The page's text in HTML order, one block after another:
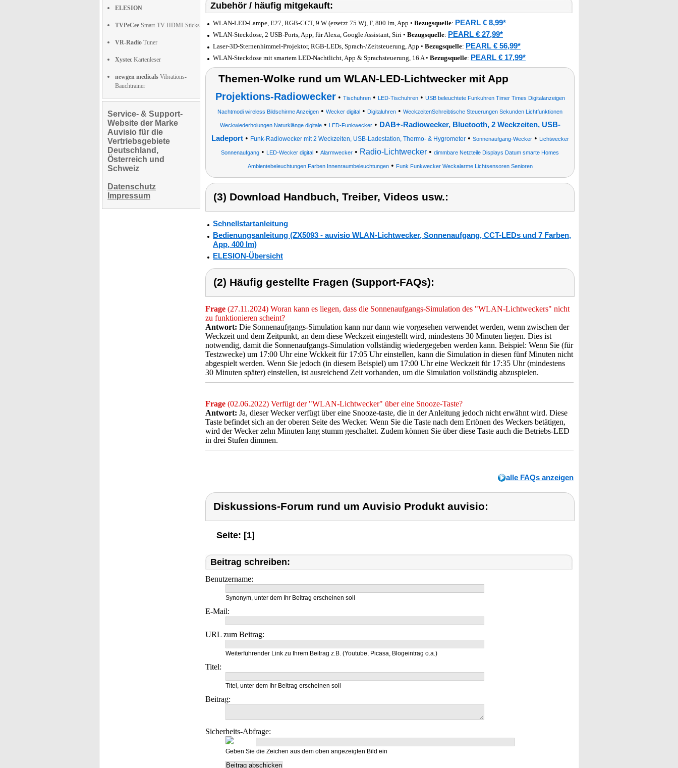
ELESION
TVPeCee Smart-TV-HDMI-Sticks
VR-Radio Tuner
Xystec Kartenleser
newgen medicals Vibrations-
Bauchtrainer
Service- & Support-
Website der Marke
Auvisio für die
Vertriebsgebiete
Deutschland,
Österreich und
Schweiz
Datenschutz
Impressum
Zubehör / häufig mitgekauft:
WLAN-LED-Lampe, E27, RGB-CCT, 9 W (ersetzt 75 W), F, 800 lm, App • Bezugsquelle: PEARL € 8,99*
WLAN-Steckdose, 2 USB-Ports, App, für Alexa, Google Assistant, Siri • Bezugsquelle: PEARL € 27,99*
Laser-3D-Sternenhimmel-Projektor, RGB-LEDs, Sprach-/Zeitsteuerung, App • Bezugsquelle: PEARL € 56,99*
WLAN-Steckdose mit smartem LED-Nachtlicht, App & Sprachsteuerung, 16 A • Bezugsquelle: PEARL € 17,99*
Themen-Wolke rund um WLAN-LED-Lichtwecker mit App
Projektions-Radiowecker• Tischuhren• LED-Tischuhren• USB beleuchtete Funkuhren Timer Times Digitalanzeigen
Nachtmodi wireless Bildschirme Anzeigen • Wecker digital • Digitaluhren • WeckzeitenSchreibtische Steuerungen Sekunden Lichtfunktionen
Weckwiederholungen Naturklänge digitale• LED-Funkwecker• DAB+-Radiowecker, Bluetooth, 2 Weckzeiten, USB-
Ladeport• Funk-Radiowecker mit 2 Weckzeiten, USB-Ladestation, Thermo- & Hygrometer• Sonnenaufgang-Wecker• Lichtwecker
Sonnenaufgang • LED-Wecker digital • Alarmwecker • Radio-Lichtwecker • dimmbare Netzteile Displays Datum smarte Homes
Ambientebeleuchtungen Farben Innenraumbeleuchtungen• Funk Funkwecker Weckalarme Lichtsensoren Senioren
(3) Download Handbuch, Treiber, Videos usw.:
Schnellstartanleitung
Bedienungsanleitung (ZX5093 - auvisio WLAN-Lichtwecker, Sonnenaufgang, CCT-LEDs und 7 Farben,
App, 400 lm)
ELESION-Übersicht
(2) Häufig gestellte Fragen (Support-FAQs):
Frage (27.11.2024) Woran kann es liegen, dass die Sonnenaufgangs-Simulation des "WLAN-Lichtweckers" nicht
zu funktionieren scheint?
Antwort: Die Sonnenaufgangs-Simulation kann nur dann wie vorgesehen verwendet werden, wenn zwischen der
Weckzeit und dem Zeitpunkt, an dem diese Weckzeit eingestellt wird, mindestens 30 Minuten liegen. Dies ist
notwendig, damit die Sonnenaufgangs-Simulation vollständig wiedergegeben werden kann. Beispiel: Wenn Sie (für
Testzwecke) um 17:00 Uhr eine Wckkeit für 17:05 Uhr einstellen, kann die Simulation in diesen fünf Minuten nicht
abgespielt werden. Wenn Sie jedoch (in diesem Beispiel) um 17:00 Uhr eine Weckzeit für 17:35 Uhr (mindestens
30 Minuten später) einstellen, ist ausreichend Zeit vorhanden, um die Simulation vollständig abzuspielen.
Frage (02.06.2022) Verfügt der "WLAN-Lichtwecker" über eine Snooze-Taste?
Antwort: Ja, dieser Wecker verfügt über eine Snooze-taste, die in der Anleitung jedoch nicht erwähnt wird. Diese
Taste befindet sich an der oberen Seite des Wecker. Wenn Sie die Taste nach dem Ertönen des Weckers betätigen,
wird der Wecker zehn Minuten lang stumm geschaltet. Zudem können Sie über diese Taste auch die Betriebs-LED
in drei Stufen dimmen.
alle FAQs anzeigen
Diskussions-Forum rund um Auvisio Produkt auvisio:
Seite: [1]
Beitrag schreiben:
Benutzername:
Synonym, unter dem Ihr Beitrag erscheinen soll
E-Mail:
URL zum Beitrag:
Weiterführender Link zu Ihrem Beitrag z.B. (Youtube, Picasa, Blogeintrag o.a.)
Titel:
Titel, unter dem Ihr Beitrag erscheinen soll
Beitrag:
Sicherheits-Abfrage:
Geben Sie die Zeichen aus dem oben angezeigten Bild ein